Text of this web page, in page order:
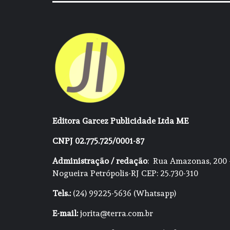
Editora Garcez Publicidade Ltda ME
CNPJ 02.775.725/0001-87
Administração / redação: Rua Amazonas, 200
Nogueira Petrópolis-RJ CEP: 25.730-310
Tels.:(24) 99225-5636 (Whatsapp)
E-mail:jorita@terra.com.br